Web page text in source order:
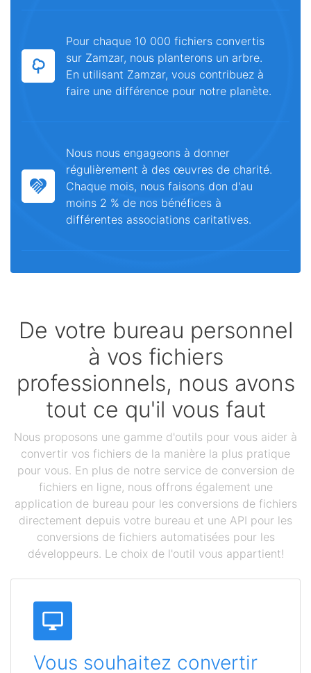
Pour chaque 10 000 fichiers convertis
sur Zamzar, nous planterons un arbre.
En utilisant Zamzar, vous contribuez à
faire une différence pour notre planète.
Nous nous engageons à donner
régulièrement à des œuvres de charité.
Chaque mois, nous faisons don d'au
moins 2 % de nos bénéfices à
différentes associations caritatives.
De votre bureau personnel
à vos fichiers
professionnels, nous avons
tout ce qu'il vous faut
Nous proposons une gamme d'outils pour vous aider à
convertir vos fichiers de la manière la plus pratique
pour vous. En plus de notre service de conversion de
fichiers en ligne, nous offrons également une
application de bureau pour les conversions de fichiers
directement depuis votre bureau et une API pour les
conversions de fichiers automatisées pour les
développeurs. Le choix de l'outil vous appartient!
Vous souhaitez convertir